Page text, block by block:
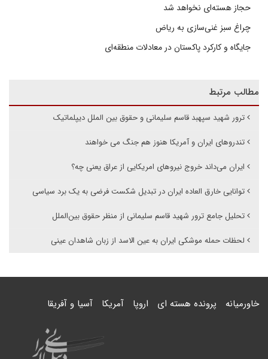
حجاز هسته‌ای نخواهد شد
چراغ سبز غنی‌سازی به ریاض
جایگاه و کارکرد پاکستان در معادلات منطقه‌ای
مطالب مرتبط
ترور شهید سپهبد قاسم سلیمانی و حقوق بین الملل دیپلماتیک
تندروهای ایران و آمریکا هنوز هم جنگ می خواهند
ایران می‌داند خروج نیروهای امریکایی از عراق یعنی چه؟
توانایی خارق العاده ایران در تبدیل شکست فرضی به یک برد سیاسی
تحلیل جامع ترور شهید قاسم سلیمانی از منظر حقوق بین‌الملل
لحظات حمله موشکی ایران به عین الاسد از زبان شاهدان عینی
خاورمیانه پرونده هسته ای اروپا آمریکا آسیا و آفریقا